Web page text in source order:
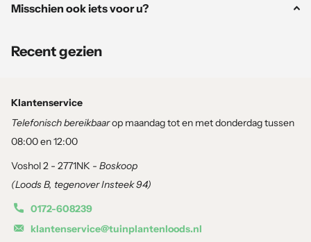
verspreiden. Trachelospermum jasminoides groeit snel en kan met
waardoor het een uitstekende keuze is voor een groene, geurige
muur of een romantische pergola.
👉Liever laten aanplanten? Bekijk onze professionele
aanplantservice.
Kenmerken
Hoogte: Tot 6 meter, kan met steun hoger klimmen.
Blad: Donkergroen, glanzend en wintergroen.
Bloei
: Witte, geurige bloemen van juni tot september.
Misschien ook iets voor u?
Recent gezien
Klantenservice
Telefonisch bereikbaarop maandag tot en met donderdag tussen
08:00 en 12:00
Voshol 2 - 2771NK - Boskoop
(Loods B, tegenover Insteek 94)
0172-608239
klantenservice@tuinplantenloods.nl